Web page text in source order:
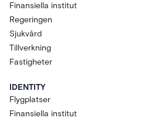
Finansiella institut
Regeringen
Sjukvård
Tillverkning
Fastigheter
IDENTITY
Flygplatser
Finansiella institut